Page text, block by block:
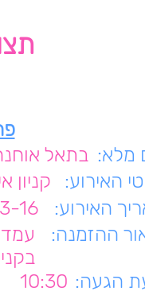
מלא: בתאל
קניון
האירוע:
16
האירוע:
ההזמנה:
10:30 הגעה: